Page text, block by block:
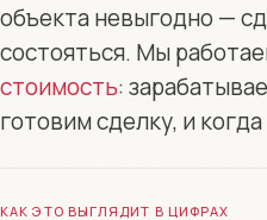
объекта невыгодно —
состояться. Мы
стоимость:
готовим сделку, и
КАК ЭТО ВЫГЛЯДИТ В ЦИФРАХ